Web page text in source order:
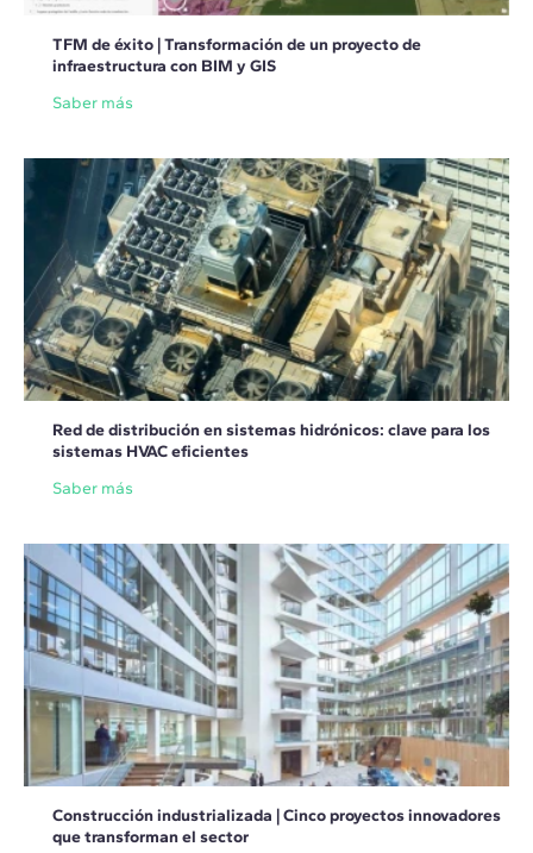
TFM de éxito | Transformación de un proyecto de
infraestructura con BIM y GIS
Saber más
Red de distribución en sistemas hidrónicos: clave para los
sistemas HVAC eficientes
Saber más
Construcción industrializada | Cinco proyectos innovadores
que transforman el sector